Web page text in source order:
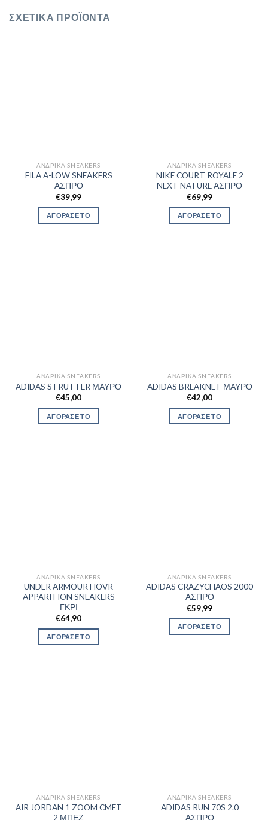
ΣΧΕΤΙΚΆ ΠΡΟΪΌΝΤΑ
ΑΝΔΡΙΚΆ SNEAKERS
FILA A-LOW SNEAKERS
ΑΣΠΡΟ
€39,99
ΑΓΟΡΑΣΕ ΤΟ
ΑΝΔΡΙΚΆ SNEAKERS
NIKE COURT ROYALE 2
NEXT NATURE ΑΣΠΡΟ
€69,99
ΑΓΟΡΑΣΕ ΤΟ
ΑΝΔΡΙΚΆ SNEAKERS
ADIDAS STRUTTER ΜΑΥΡΟ
€45,00
ΑΓΟΡΑΣΕ ΤΟ
ΑΝΔΡΙΚΆ SNEAKERS
ADIDAS BREAKNET ΜΑΥΡΟ
€42,00
ΑΓΟΡΑΣΕ ΤΟ
ΑΝΔΡΙΚΆ SNEAKERS
UNDER ARMOUR HOVR
APPARITION SNEAKERS
ΓΚΡΙ
€64,90
ΑΓΟΡΑΣΕ ΤΟ
ΑΝΔΡΙΚΆ SNEAKERS
ADIDAS CRAZYCHAOS 2000
ΑΣΠΡΟ
€59,99
ΑΓΟΡΑΣΕ ΤΟ
ΑΝΔΡΙΚΆ SNEAKERS
AIR JORDAN 1 ZOOM CMFT
2 ΜΠΕΖ
ΑΝΔΡΙΚΆ SNEAKERS
ADIDAS RUN 70S 2.0
ΑΣΠΡΟ